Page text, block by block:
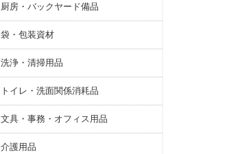
厨房・バックヤード備品
袋・包装資材
洗浄・清掃用品
トイレ・洗面関係消耗品
文具・事務・オフィス用品
介護用品